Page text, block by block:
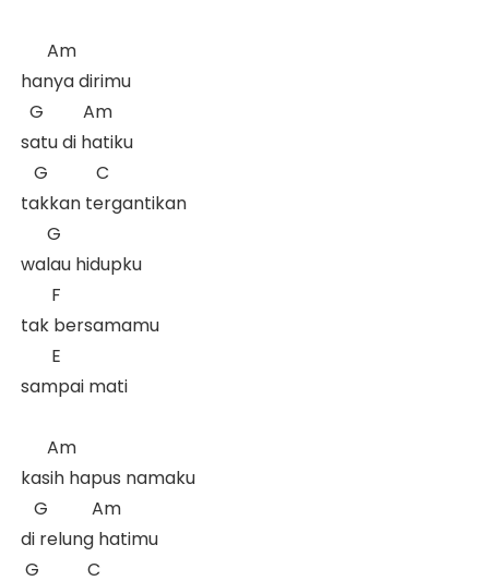
       Am
hanya dirimu
   G         Am
satu di hatiku
    G           C
takkan tergantikan
       G
walau hidupku
        F
tak bersamamu
        E
sampai mati
       Am
kasih hapus namaku
    G          Am
di relung hatimu
  G           C